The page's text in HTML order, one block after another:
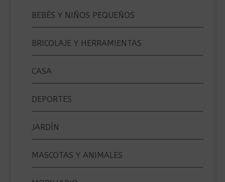
BEBÉS Y NIÑOS PEQUEÑOS
BRICOLAJE Y HERRAMIENTAS
CASA
DEPORTES
JARDÍN
MASCOTAS Y ANIMALES